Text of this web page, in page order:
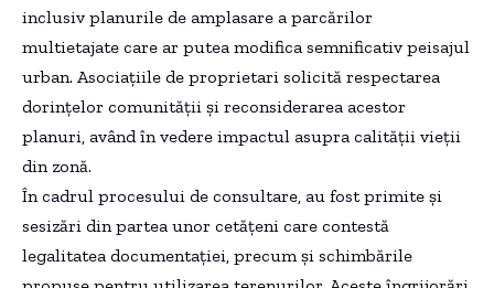
inclusiv planurile de amplasare a parcărilor
multietajate care ar putea modifica semnificativ peisajul
urban. Asociațiile de proprietari solicită respectarea
dorințelor comunității și reconsiderarea acestor
planuri, având în vedere impactul asupra calității vieții
din zonă.
În cadrul procesului de consultare, au fost primite și
sesizări din partea unor cetățeni care contestă
legalitatea documentației, precum și schimbările